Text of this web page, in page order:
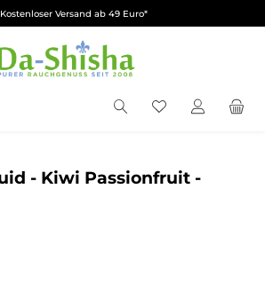
Kostenloser Versand ab 49 Euro*
Du hast 0
- Kiwi Passionfruit -